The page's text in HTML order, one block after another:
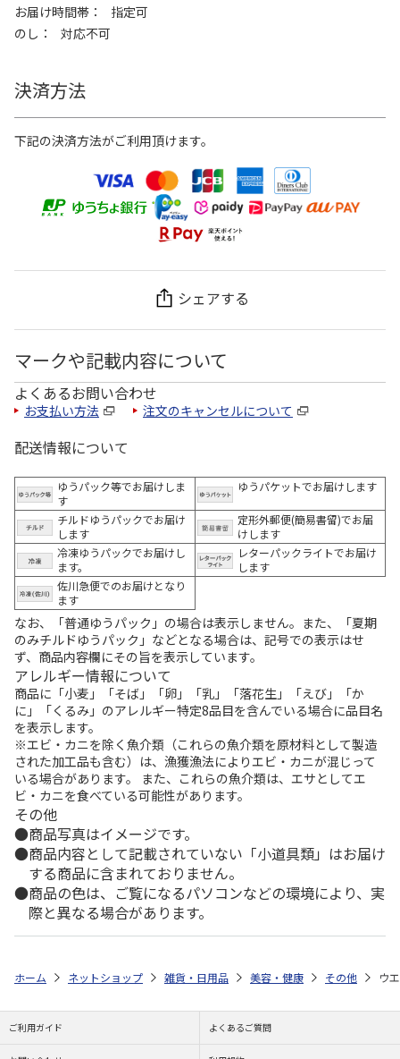
お届け時間帯
指定可
のし
対応不可
決済方法
下記の決済方法がご利用頂けます。
シェアする
マークや記載内容について
よくあるお問い合わせ
お支払い方法 注文のキャンセルについて
配送情報について
ゆうパック等でお届けしま
す
ゆうパケットでお届けします
チルドゆうパックでお届け
します
定形外郵便(簡易書留)でお届
けします
冷凍ゆうパックでお届けし
ます。
レターパックライトでお届け
します
佐川急便でのお届けとなり
ます
なお、「普通ゆうパック」の場合は表示しません。また、「夏期
のみチルドゆうパック」などとなる場合は、記号での表示はせ
ず、商品内容欄にその旨を表示しています。
アレルギー情報について
商品に「小麦」「そば」「卵」「乳」「落花生」「えび」「か
に」「くるみ」のアレルギー特定8品目を含んでいる場合に品目名
を表示します。
※エビ・カニを除く魚介類（これらの魚介類を原材料として製造
された加工品も含む）は、漁獲漁法によりエビ・カニが混じって
いる場合があります。 また、これらの魚介類は、エサとしてエ
ビ・カニを食べている可能性があります。
その他
商品写真はイメージです。
商品内容として記載されていない「小道具類」はお届け
する商品に含まれておりません。
商品の色は、ご覧になるパソコンなどの環境により、実
際と異なる場合があります。
ホーム ネットショップ 雑貨・日用品 美容・健康 その他 ウ
ご利用ガイド よくあるご質問